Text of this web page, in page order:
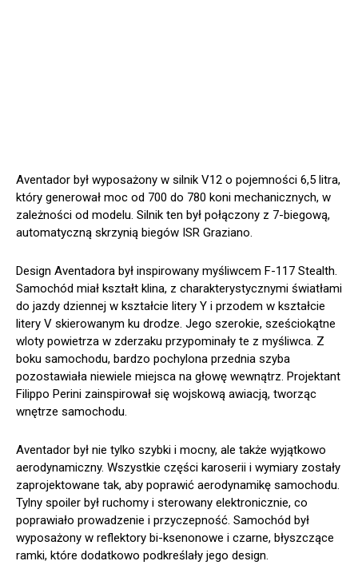
Aventador był wyposażony w silnik V12 o pojemności 6,5 litra,
który generował moc od 700 do 780 koni mechanicznych, w
zależności od modelu. Silnik ten był połączony z 7-biegową,
automatyczną skrzynią biegów ISR Graziano.
Design Aventadora był inspirowany myśliwcem F-117 Stealth.
Samochód miał kształt klina, z charakterystycznymi światłami
do jazdy dziennej w kształcie litery Y i przodem w kształcie
litery V skierowanym ku drodze. Jego szerokie, sześciokątne
wloty powietrza w zderzaku przypominały te z myśliwca. Z
boku samochodu, bardzo pochylona przednia szyba
pozostawiała niewiele miejsca na głowę wewnątrz. Projektant
Filippo Perini zainspirował się wojskową awiacją, tworząc
wnętrze samochodu.
Aventador był nie tylko szybki i mocny, ale także wyjątkowo
aerodynamiczny. Wszystkie części karoserii i wymiary zostały
zaprojektowane tak, aby poprawić aerodynamikę samochodu.
Tylny spoiler był ruchomy i sterowany elektronicznie, co
poprawiało prowadzenie i przyczepność. Samochód był
wyposażony w reflektory bi-ksenonowe i czarne, błyszczące
ramki, które dodatkowo podkreślały jego design.